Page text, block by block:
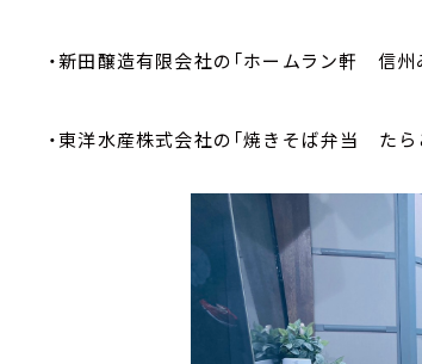
・新田醸造有限会社の「ホームラン軒 信
・東洋水産株式会社の「焼きそば弁当 た